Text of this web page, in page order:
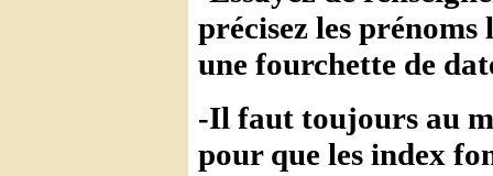
précisez les prénoms
une fourchette de
-Il faut toujours au
pour que les index